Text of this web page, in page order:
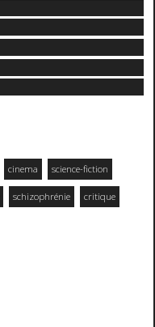
cinema science-fiction
schizophrénie critique